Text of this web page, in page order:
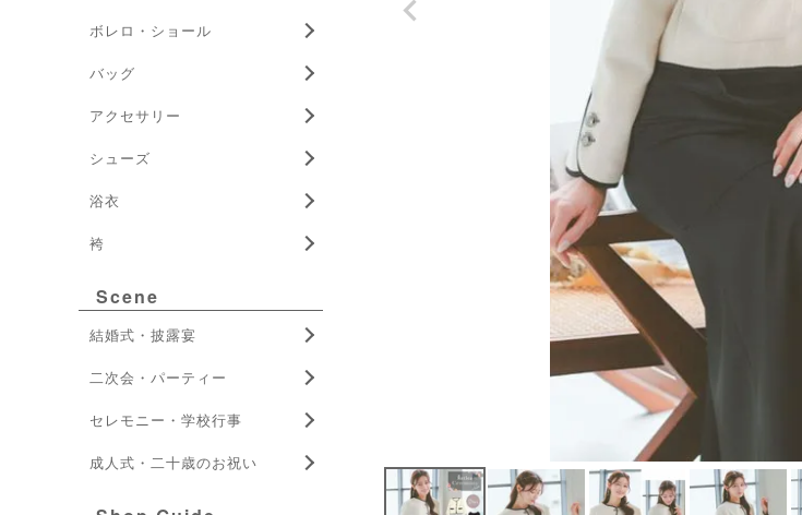
ボレロ・ショール
バッグ
アクセサリー
シューズ
浴衣
袴
Scene
結婚式・披露宴
二次会・パーティー
セレモニー・学校行事
成人式・二十歳のお祝い